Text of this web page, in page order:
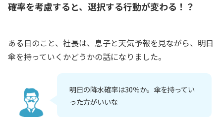
確率を考慮すると、選択する行動が変わる！？
ある日のこと、社長は、息子と天気予報を見ながら、明日
傘を持っていくかどうかの話になりました。
明日の降水確率は30％か。傘を持ってい
った方がいいな